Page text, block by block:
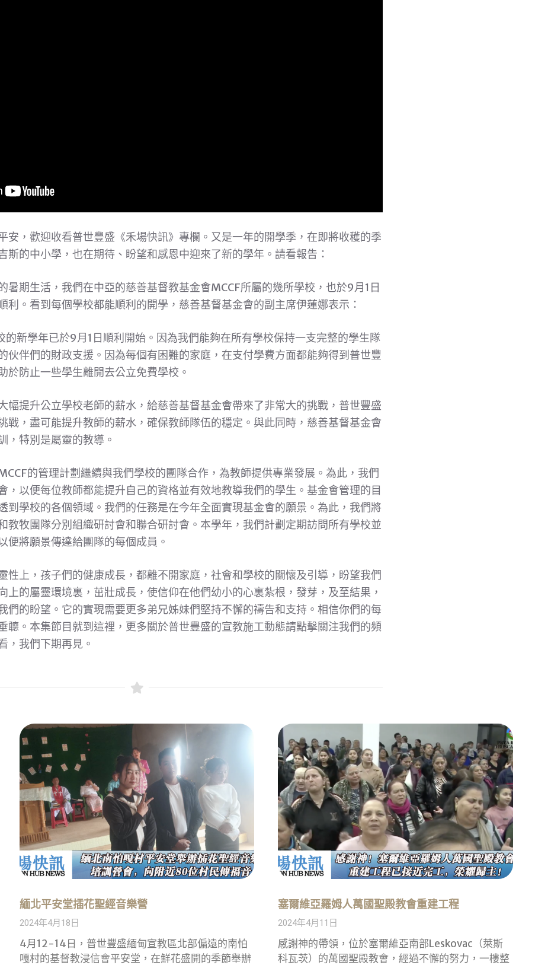
安，歡迎收看普世豐盛《禾場快訊》專欄。又是一年的開學季，在即將收穫的季
斯的中小學，也在期待、盼望和感恩中迎來了新的學年。請看報告：
暑期生活，我們在中亞的慈善基督教基金會MCCF所屬的幾所學校，也於9月1日
利。看到每個學校都能順利的開學，慈善基督基金會的副主席伊蓮娜表示：
的新學年已於9月1日順利開始。因為我們能夠在所有學校保持一支完整的學生隊
伙伴們的財政支援。因為每個有困難的家庭，在支付學費方面都能夠得到普世豐
於防止一些學生離開去公立免費學校。
幅提升公立學校老師的薪水，給慈善基督基金會帶來了非常大的挑戰，普世豐盛
戰，盡可能提升教師的薪水，確保教師隊伍的穩定。與此同時，慈善基督基金會
，特別是屬靈的教導。
的管理計劃繼續與我們學校的團隊合作，為教師提供專業發展。為此，我們
，以便每位教師都能提升自己的資格並有效地教導我們的學生。基金會管理的目
到學校的各個領域。我們的任務是在今年全面實現基金會的願景。為此，我們將
教牧團隊分別組織研討會和聯合研討會。本學年，我們計劃定期訪問所有學校並
便將願景傳達給團隊的每個成員。
性上，孩子們的健康成長，都離不開家庭，社會和學校的關懷及引導，盼望我們
上的屬靈環境裏，茁壯成長，使信仰在他們幼小的心裏紮根，發芽，及至結果，
們的盼望。它的實現需要更多弟兄姊妹們堅持不懈的禱告和支持。相信你們的每
聼。本集節目就到這裡，更多關於普世豐盛的宣教施工動態請點擊關注我們的頻
，我們下期再見。
緬北平安堂插花聖經音樂營
2024年4月18日
4月12-14日，普世豐盛緬甸宣教區北部偏遠的南怕
嘎村的基督教浸信會平安堂，在鮮花盛開的季節舉辦
塞爾維亞羅姆人萬國聖殿教會重建工程
2024年4月11日
感謝神的帶領，位於塞爾維亞南部Leskovac（萊斯
科瓦茨）的萬國聖殿教會，經過不懈的努力，一樓整